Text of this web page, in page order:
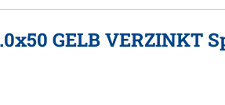
GELB VERZINKT